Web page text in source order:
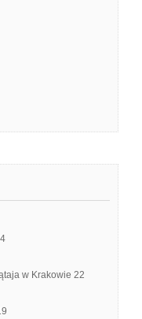
pochodzenia zwierzęcego
w Krakowie 22